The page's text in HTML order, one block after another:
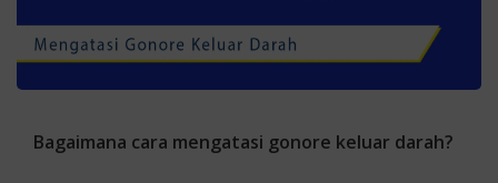
Bagaimana cara mengatasi gonore keluar darah?